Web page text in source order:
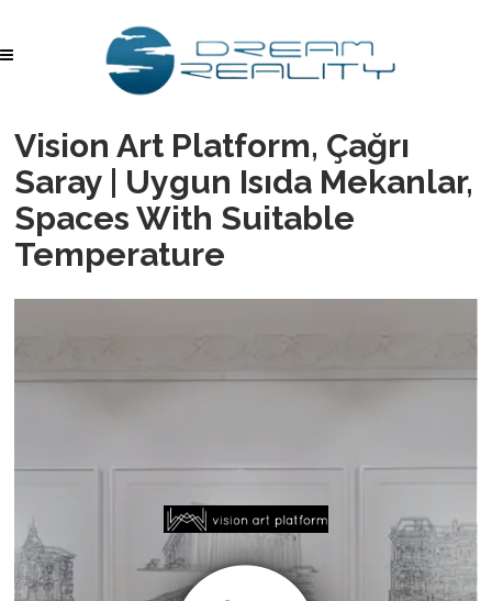
Vision Art Platform, Çağrı
Saray | Uygun Isıda Mekanlar,
Spaces With Suitable
Temperature